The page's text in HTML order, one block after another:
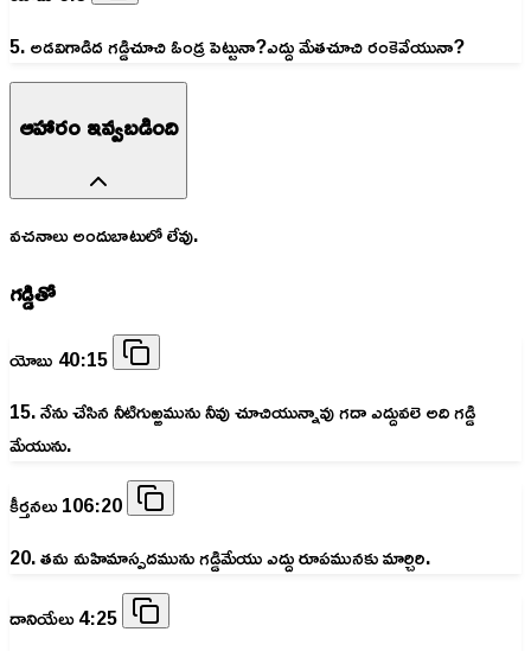
5. అడవిగాడిద గడ్డిచూచి ఓండ్ర పెట్టునా?ఎద్దు మేతచూచి రంకెవేయునా?
ఆహారం ఇవ్వబడింది
వచనాలు అందుబాటులో లేవు.
గడ్డితో
యోబు 40:15
15. నేను చేసిన నీటిగుఱ్ఱమును నీవు చూచియున్నావు గదా ఎద్దువలె అది గడ్డి
మేయును.
కీర్తనలు 106:20
20. తమ మహిమాస్పదమును గడ్డిమేయు ఎద్దు రూపమునకు మార్చిరి.
దానియేలు 4:25